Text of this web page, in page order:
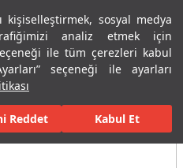
kişiselleştirmek, sosyal medya
analiz etmek için
ile tüm çerezleri kabul
seçeneği ile ayarları
Reddet Kabul Et
Menü
Plaka ve Karolar Tüm Porselen